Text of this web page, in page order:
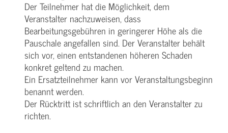
Der Teilnehmer hat die Möglichkeit, dem
Veranstalter nachzuweisen, dass
Bearbeitungsgebühren in geringerer Höhe als die
Pauschale angefallen sind. Der Veranstalter behält
sich vor, einen entstandenen höheren Schaden
konkret geltend zu machen.
Ein Ersatzteilnehmer kann vor Veranstaltungsbeginn
benannt werden.
Der Rücktritt ist schriftlich an den Veranstalter zu
richten.